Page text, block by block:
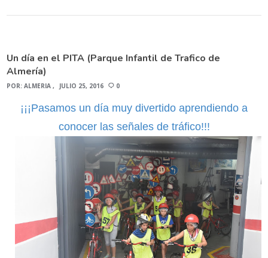
Un día en el PITA (Parque Infantil de Trafico de
Almería)
POR:ALMERIA JULIO 25, 2016 0
¡¡¡Pasamos un día muy divertido aprendiendo a
conocer las señales de tráfico!!!